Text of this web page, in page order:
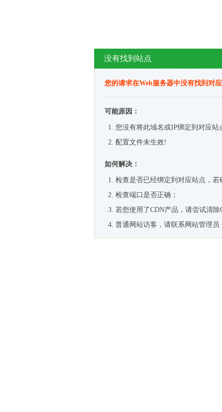
没有找到站点
您的请求在Web服务器中没有找到对
可能原因：
您没有将此域名或IP绑定到对应站
配置文件未生效!
如何解决：
检查是否已经绑定到对应站点，
检查端口是否正确；
若您使用了CDN产品，请尝试清除
普通网站访客，请联系网站管理员